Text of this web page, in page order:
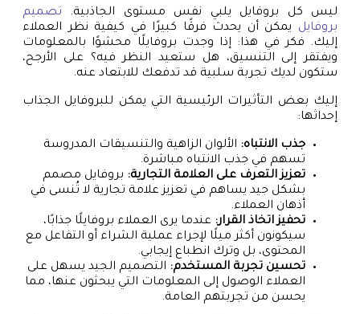
ليس كل بروفايل يلبي نفس مستوى الجاذبية. تصميم
بروفايل يمكن أن يحدث فرقًا كبيرًا في كيفية نظر العملاء
إليك. فكر في هذا: إذا وجدت بروفايلًا محشوًا بالمعلومات
ويفتقر إلى التنسيق، هل ستعيد النظر فيه؟ على الأرجح،
ستكون لديك تجربة سلبية قد تدفعك للابتعاد عنه.
إليك بعض التأثيرات الرئيسية التي يمكن للبروفايل الجذاب
إحداثها:
جذب الانتباه: الألوان الزاهية والتنسيقات المدروسة
تسهم في جذب الانتباه مباشرة.
تعزيز التعرف على العلامة التجارية: بروفايل مصمم
بشكل جيد يساهم في تعزيز علامة تجارية لا تُنسى في
أذهان العملاء.
تحفيز اتخاذ القرار: عندما يرى العملاء بروفايلًا جذابًا،
سيكونون أكثر ميلًا لإجراء عملية الشراء أو التفاعل مع
المحتوى، بل وترك انطباع إيجابي.
تحسين تجربة المستخدم: التصميم الجيد يسهل على
العملاء الوصول إلى المعلومات التي يبحثون عنها، مما
يحسن من تجربتهم العامة.